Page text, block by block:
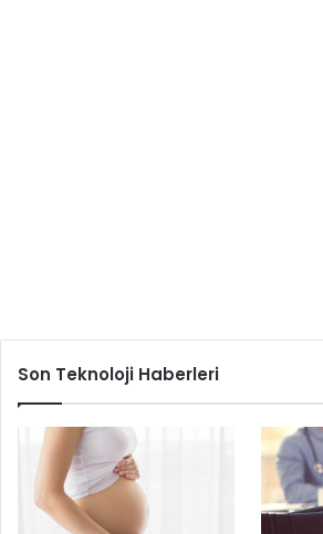
Son Teknoloji Haberleri